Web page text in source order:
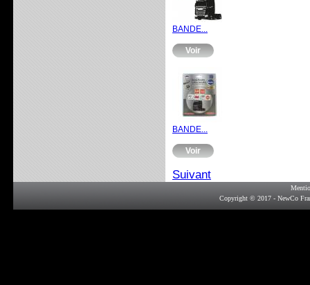
BANDE...
Voir
BANDE...
Voir
Suivant
Copyright © 2017 - NewCo